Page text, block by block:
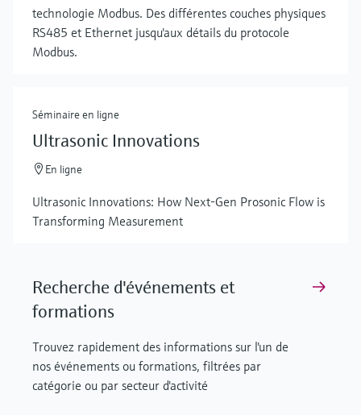
technologie Modbus. Des différentes couches physiques
RS485 et Ethernet jusqu'aux détails du protocole
Modbus.
Séminaire en ligne
Ultrasonic Innovations
En ligne
Ultrasonic Innovations: How Next-Gen Prosonic Flow is
Transforming Measurement
Recherche d'événements et
formations
Trouvez rapidement des informations sur l'un de
nos événements ou formations, filtrées par
catégorie ou par secteur d'activité